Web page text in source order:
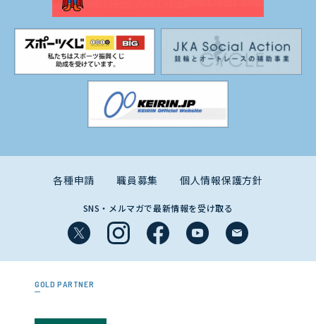
各種申請 職員募集 個人情報保護方針
SNS・メルマガで最新情報を受け取る
GOLD PARTNER